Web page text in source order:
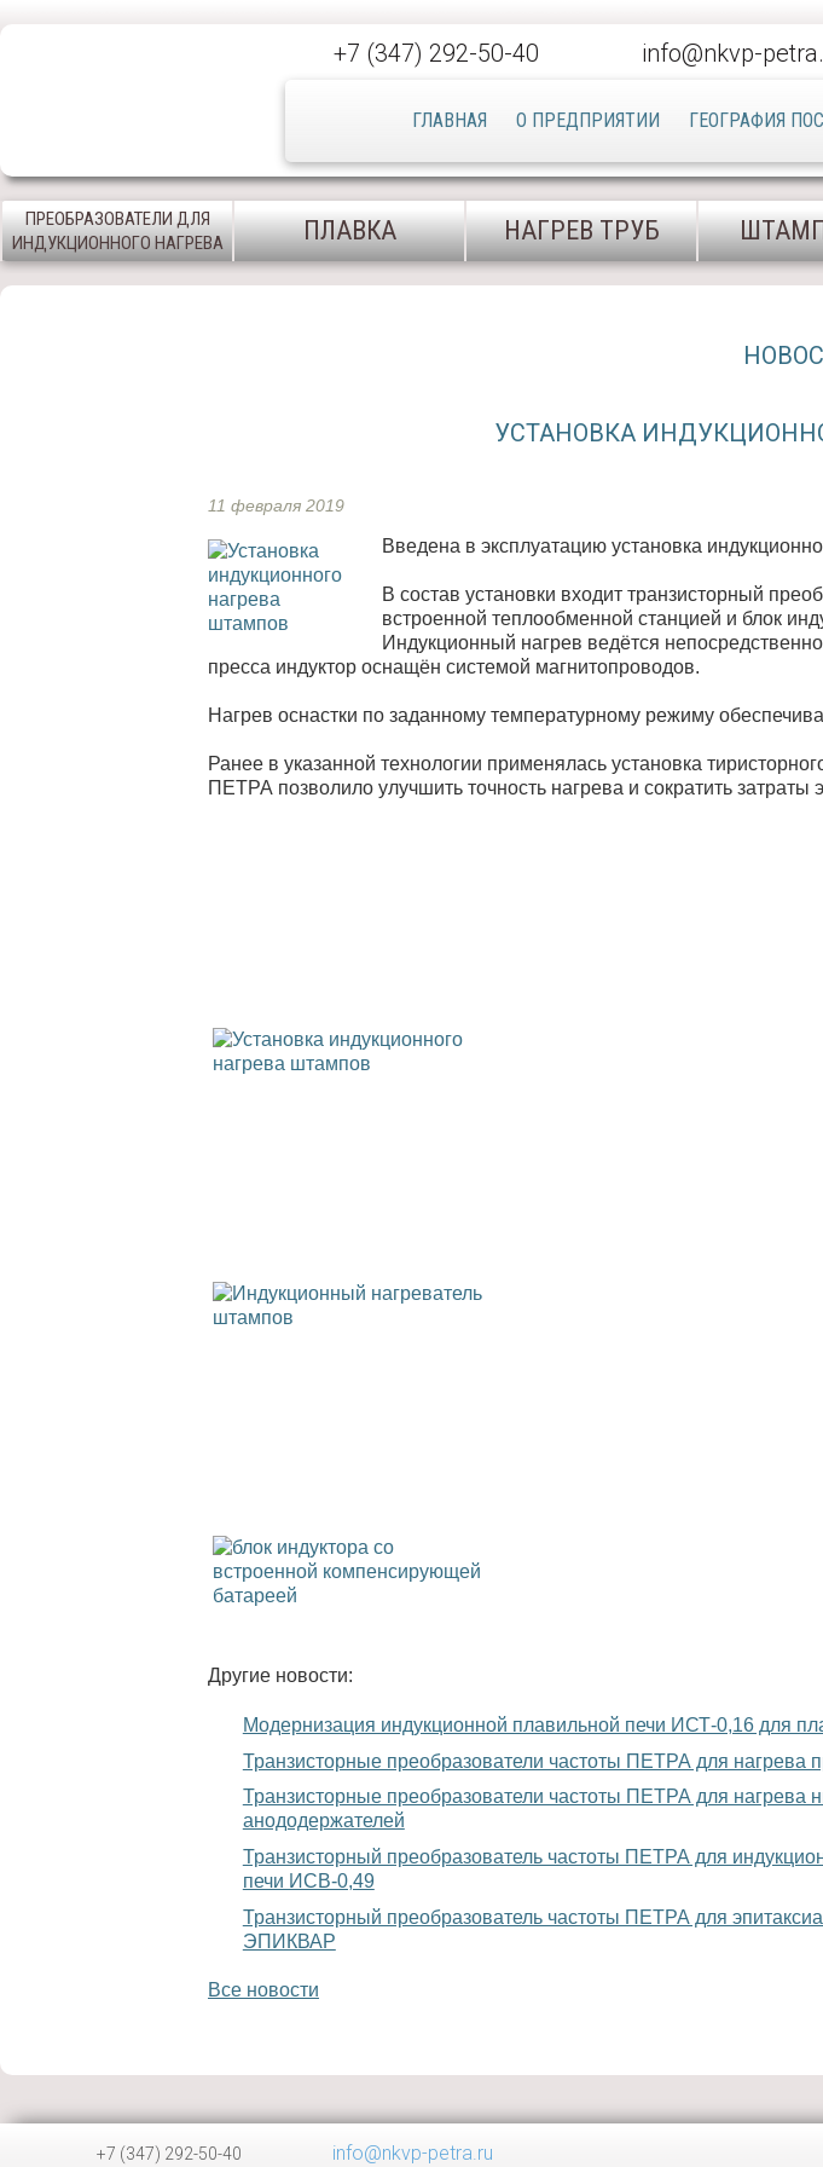
+7 (347) 292-50-40 info@nkvp-
ГЛАВНАЯ О ПРЕДПРИЯТИИ ГЕОГРАФИЯ
ПРЕОБРАЗОВАТЕЛИ ДЛЯ
ИНДУКЦИОННОГО НАГРЕВА
ПЛАВКА НАГРЕВ ТРУБ
УСТАНОВКА
11 февраля 2019
Введена в эксплуатацию установка
В состав установки входит транзисторный
встроенной теплообменной станцией и блок
Индукционный нагрев ведётся
пресса индуктор оснащён системой магнитопроводов.
Нагрев оснастки по заданному температурному режиму
Ранее в указанной технологии применялась установка
ПЕТРА позволило улучшить точность нагрева и сократить затраты
Другие новости:
Модернизация индукционной плавильной печи ИСТ-0,16 для
Транзисторные преобразователи частоты ПЕТРА для нагрева
Транзисторные преобразователи частоты ПЕТРА для нагрева
анододержателей
Транзисторный преобразователь частоты ПЕТРА для
печи ИСВ-0,49
Транзисторный преобразователь частоты ПЕТРА для
ЭПИКВАР
Все новости
+7 (347) 292-50-40 info@nkvp-petra.ru